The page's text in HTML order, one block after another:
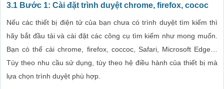
3.1 Bước 1: Cài đặt trình duyệt chrome, firefox, cococ
Nếu các thiết bị điện tử của bạn chưa có trình duyệt tìm kiếm thì
hãy bắt đầu tải và cài đặt các công cụ tìm kiếm như mong muốn.
Bạn có thể cài chrome, firefox, coccoc, Safari, Microsoft Edge…
Tùy theo nhu cầu sử dụng, tùy theo hệ điều hành của thiết bị mà
lựa chọn trình duyệt phù hợp.